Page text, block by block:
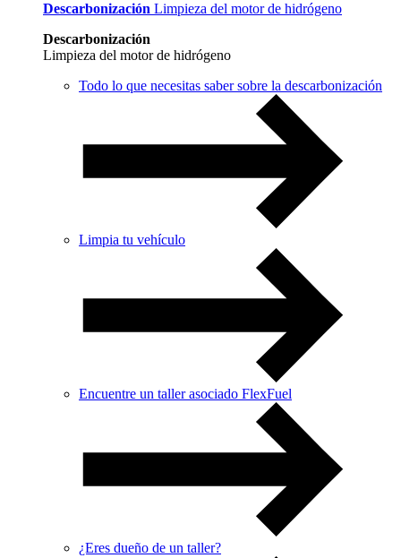
Descarbonización Limpieza del motor de hidrógeno
Descarbonización
Limpieza del motor de hidrógeno
Todo lo que necesitas saber sobre la descarbonización
Limpia tu vehículo
Encuentre un taller asociado FlexFuel
¿Eres dueño de un taller?